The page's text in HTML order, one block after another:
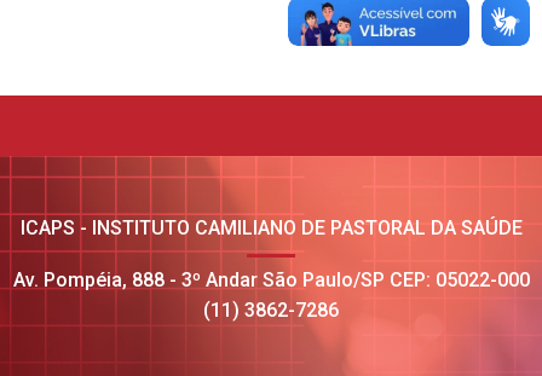
ICAPS - INSTITUTO CAMILIANO DE PASTORAL DA SAÚDE
Av. Pompéia, 888 - 3º Andar São Paulo/SP CEP: 05022-000
(11) 3862-7286